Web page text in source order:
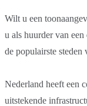
Wilt u een
u als huurder van
de populairste steden
Nederland heeft een
uitstekende